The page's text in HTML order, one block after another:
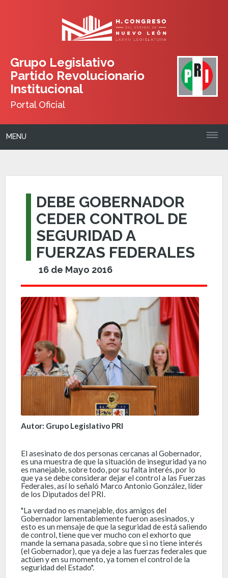
Grupo Legislativo
Partido Revolucionario
Institucional
Portal Oficial
MENU
DEBE GOBERNADOR
CEDER CONTROL DE
SEGURIDAD A
FUERZAS FEDERALES
16 de Mayo 2016
Autor: Grupo Legislativo PRI
El asesinato de dos personas cercanas al Gobernador,
es una muestra de que la situación de inseguridad ya no
es manejable, sobre todo, por su falta interés, por lo
que ya se debe considerar dejar el control a las Fuerzas
Federales, así lo señaló Marco Antonio González, líder
de los Diputados del PRI.
"La verdad no es manejable, dos amigos del
Gobernador lamentablemente fueron asesinados, y
esto es un mensaje de que la seguridad de está saliendo
de control, tiene que ver mucho con el exhorto que
mande la semana pasada, sobre que si no tiene interés
(el Gobernador), que ya deje a las fuerzas federales que
actúen y en su momento, ya tomen el control de la
seguridad del Estado".